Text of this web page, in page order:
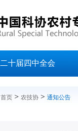
二十届四中全会
首页 > 农技协 > 通知公告